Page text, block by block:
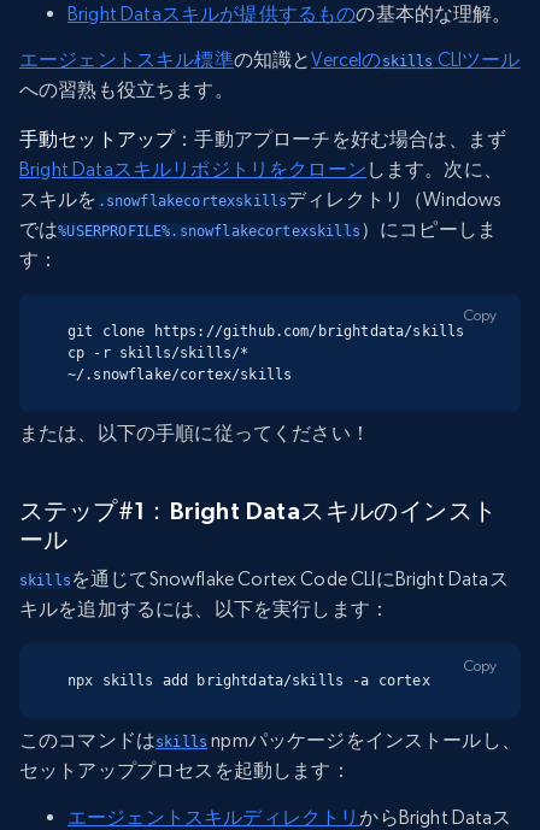
Bright Dataスキルが提供するものの基本的な理解。
エージェントスキル標準の知識とVercelのskills CLIツール
への習熟も役立ちます。
手動セットアップ：手動アプローチを好む場合は、まず
Bright Dataスキルリポジトリをクローン します。次に、
スキルを .snowflakecortexskillsディレクトリ（Windows
では%USERPROFILE%.snowflakecortexskills ）にコピーしま
す：
git clone https://github.com/brightdata/skills
cp -r skills/skills/*
~/.snowflake/cortex/skills
Copy
または、以下の手順に従ってください！
ステップ#1：Bright Dataスキルのインスト
ール
skills を通じてSnowflake Cortex Code CLIにBright Dataス
キルを追加するには、以下を実行します：
npx skills add brightdata/skills -a cortex
Copy
このコマンドはskills npmパッケージをインストールし、
セットアッププロセスを起動します：
エージェントスキルディレクトリからBright Dataス